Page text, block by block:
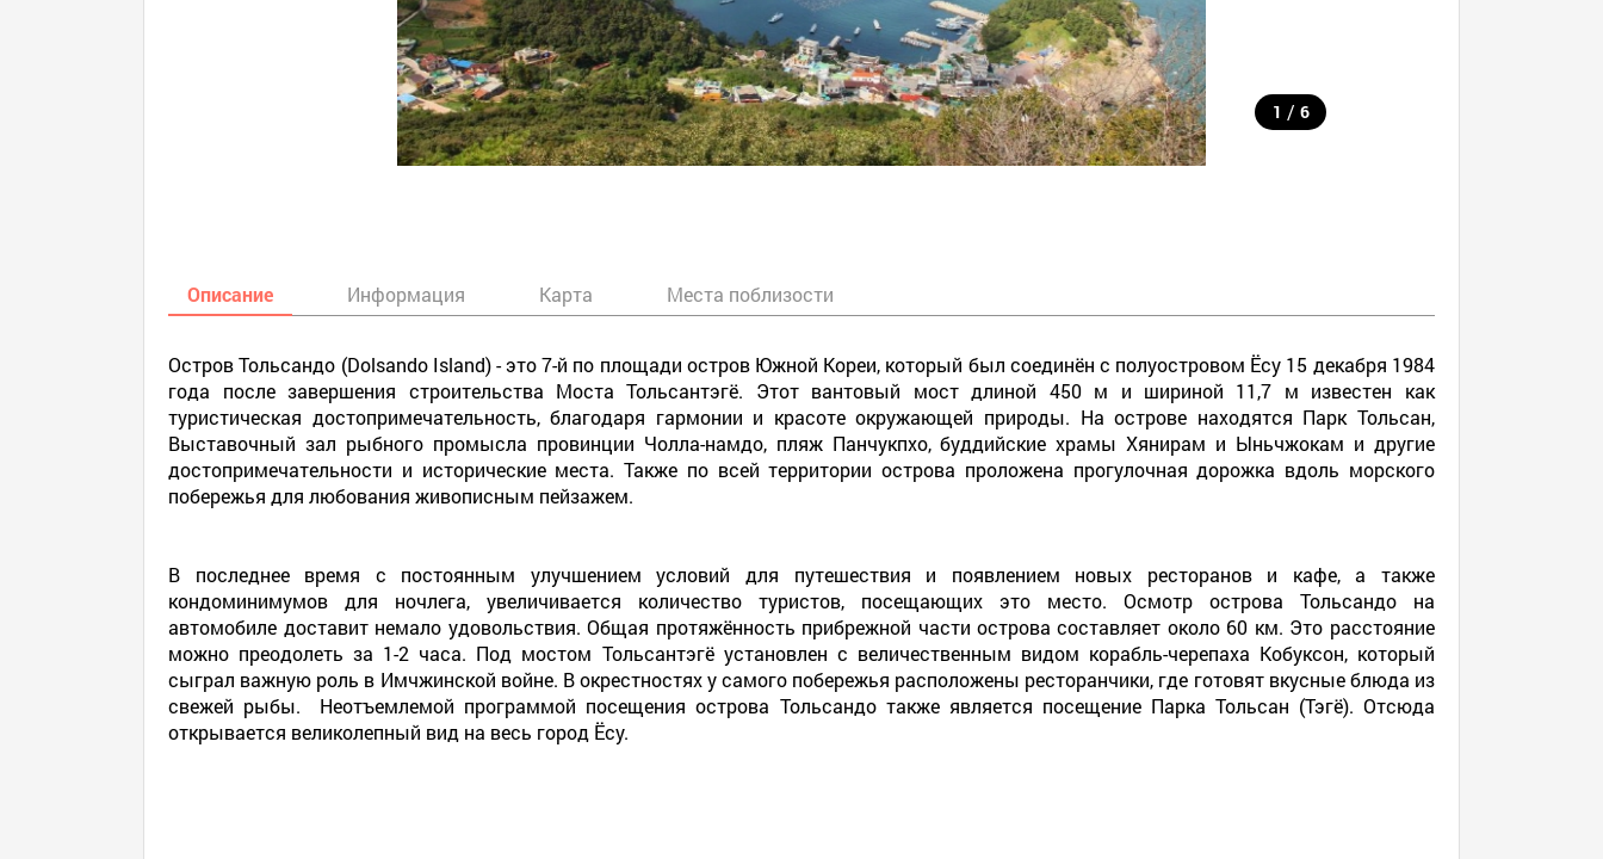
1 / 6
Описание Информация Карта Места поблизости
Остров Тольсандо (Dolsando Island) - это 7-й по площади остров Южной Кореи, который был соединён с полуостровом Ёсу 15 декабря 1984
года после завершения строительства Моста Тольсантэгё. Этот вантовый мост длиной 450 м и шириной 11,7 м известен как
туристическая достопримечательность, благодаря гармонии и красоте окружающей природы. На острове находятся Парк Тольсан,
Выставочный зал рыбного промысла провинции Чолла-намдо, пляж Панчукпхо, буддийские храмы Хянирам и Ыньчжокам и другие
достопримечательности и исторические места. Также по всей территории острова проложена прогулочная дорожка вдоль морского
побережья для любования живописным пейзажем.
В последнее время с постоянным улучшением условий для путешествия и появлением новых ресторанов и кафе, а также
кондоминимумов для ночлега, увеличивается количество туристов, посещающих это место. Осмотр острова Тольсандо на
автомобиле доставит немало удовольствия. Общая протяжённость прибрежной части острова составляет около 60 км. Это расстояние
можно преодолеть за 1-2 часа. Под мостом Тольсантэгё установлен с величественным видом корабль-черепаха Кобуксон, который
сыграл важную роль в Имчжинской войне. В окрестностях у самого побережья расположены ресторанчики, где готовят вкусные блюда из
свежей рыбы. Неотъемлемой программой посещения острова Тольсандо также является посещение Парка Тольсан (Тэгё). Отсюда
открывается великолепный вид на весь город Ёсу.